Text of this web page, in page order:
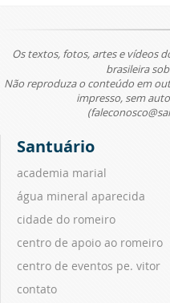
Os textos, fotos, artes e vídeos
brasileira
Não reproduza o conteúdo em
impresso, sem
Santuário
academia marial
água mineral aparecida
cidade do romeiro
centro de apoio ao romeiro
centro de eventos pe. vitor
contato